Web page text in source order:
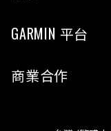
GARMIN 平台
商業合作